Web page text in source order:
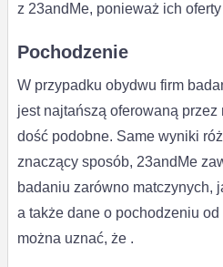
z 23andMe, ponieważ ich
Pochodzenie
W przypadku obydwu firm
jest najtańszą oferowaną przez
dość podobne. Same wyniki
znaczący sposób, 23andMe
badaniu zarówno matczynych,
a także dane o pochodzeniu
można uznać, że .